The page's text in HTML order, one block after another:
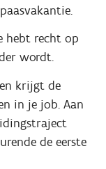
hebt recht op
wordt.
krijgt de
in je job. Aan
de eerste